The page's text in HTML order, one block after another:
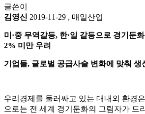
글쓴이
김영신 2019-11-29 , 매일산업
미·중 무역갈등, 한·일 갈등으로 경기둔
2% 미만 우려
기업들, 글로벌 공급사슬 변화에 맞춰
우리경제를 둘러싸고 있는 대내외 환경
으로는 전 세계 경기둔화의 그림자가 드